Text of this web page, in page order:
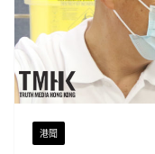
港聞